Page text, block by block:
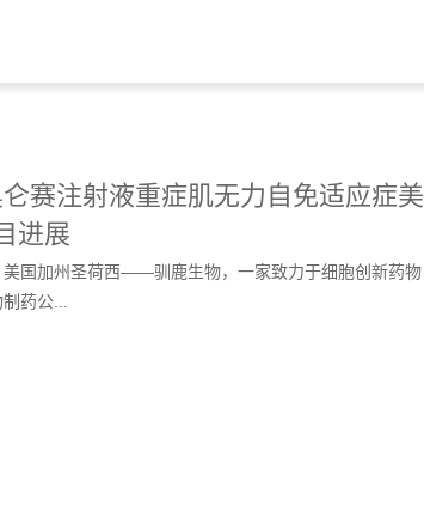
赛注射液重症肌无力自免适应症美
进展
美国加州圣荷西——驯鹿生物，一家致力于细胞创新药物
药公...